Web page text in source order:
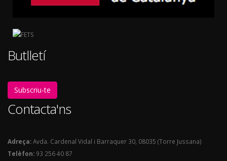
Butlletí
Subscriu-te
Contacta'ns
Adreça:Avda. Cardenal Vidal i Barraquer 30, 08035 (Torre Jussana)
Telèfon: 93 256 40 87